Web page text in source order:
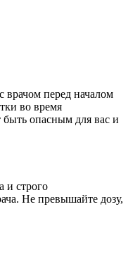
врачом перед началом
во время
опасным для вас и
и строго
Не превышайте дозу,